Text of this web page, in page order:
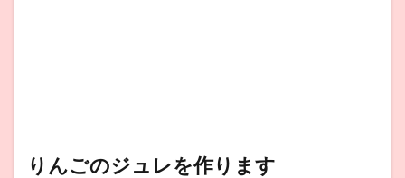
りんごのジュレを作ります